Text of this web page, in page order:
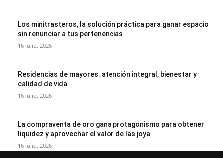
Los minitrasteros, la solución práctica para ganar espacio
sin renunciar a tus pertenencias
16 julio, 2026
Residencias de mayores: atención integral, bienestar y
calidad de vida
16 julio, 2026
La compraventa de oro gana protagonismo para obtener
liquidez y aprovechar el valor de las joya
16 julio, 2026